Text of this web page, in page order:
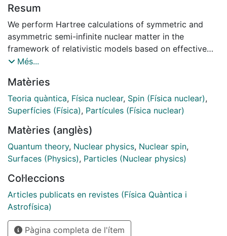
Resum
We perform Hartree calculations of symmetric and
asymmetric semi-infinite nuclear matter in the
framework of relativistic models based on effective
hadronic field theories as recently proposed in the
quartic scalar self-interactions, the extended models
incorporate a quartic vector self-interaction, scalar-
vector non-linearities and tensor couplings of the
these terms on nuclear surface properties such as the
surface energy coefficient, surface thickness, surface
stiffness coefficient, neutron skin thickness and the
Més...
Matèries
Teoria quàntica, Física nuclear, Spin (Física nuclear),
Superfícies (Física), Partícules (Física nuclear)
Matèries (anglès)
Quantum theory, Nuclear physics, Nuclear spin,
Surfaces (Physics), Particles (Nuclear physics)
Col·leccions
Articles publicats en revistes (Física Quàntica i
Astrofísica)
Pàgina completa de l'ítem